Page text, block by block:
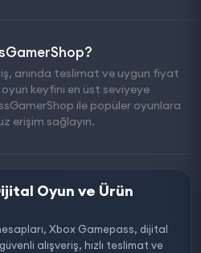
anında teslimat ve uygun fiyat
keyfini en üst seviyeye
ile popüler oyunlara
erişim sağlayın.
Oyun ve Ürün
Xbox Gamepass, dijital
alışveriş, hızlı teslimat ve